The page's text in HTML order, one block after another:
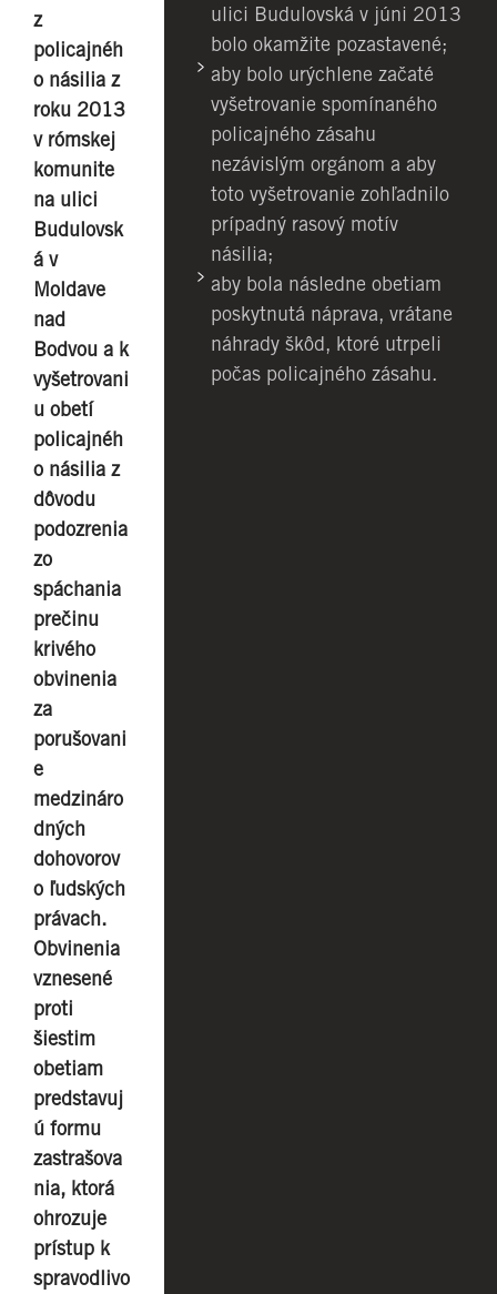
z
policajnéh
o násilia z
roku 2013
v rómskej
komunite
na ulici
Budulovsk
á v
Moldave
nad
Bodvou a k
vyšetrovani
u obetí
policajnéh
o násilia z
dôvodu
podozrenia
zo
spáchania
prečinu
krivého
obvinenia
za
porušovani
e
medzináro
dných
dohovorov
o ľudských
právach.
Obvinenia
vznesené
proti
šiestim
obetiam
predstavuj
ú formu
zastrašova
nia, ktorá
ohrozuje
prístup k
spravodlivo
ulici Budulovská v júni 2013
bolo okamžite pozastavené;
aby bolo urýchlene začaté
vyšetrovanie spomínaného
policajného zásahu
nezávislým orgánom a aby
toto vyšetrovanie zohľadnilo
prípadný rasový motív
násilia;
aby bola následne obetiam
poskytnutá náprava, vrátane
náhrady škôd, ktoré utrpeli
počas policajného zásahu.